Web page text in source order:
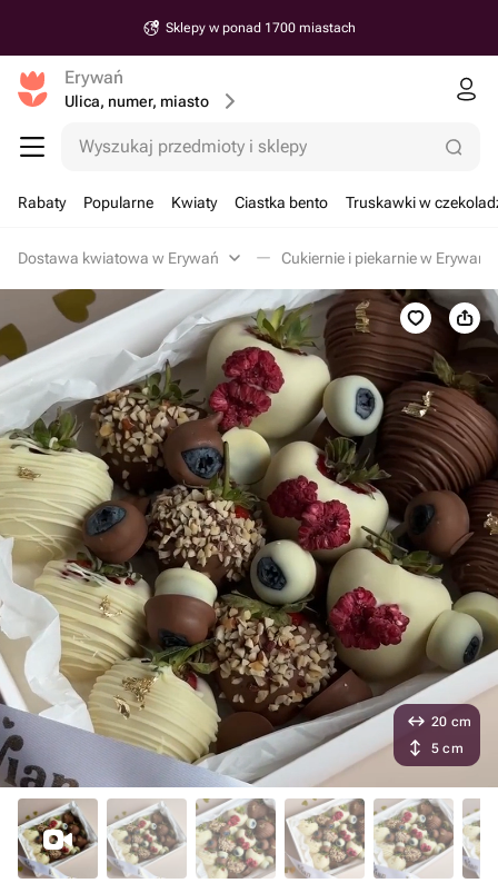
Sklepy w ponad 1700 miastach
Erywań
Ulica, numer, miasto
Wyszukaj przedmioty i sklepy
Rabaty Popularne Kwiaty Ciastka bento Truskawki w
Dostawa kwiatowa w Erywań Cukiernie i piekarnie w Erywań
20 cm
5 cm